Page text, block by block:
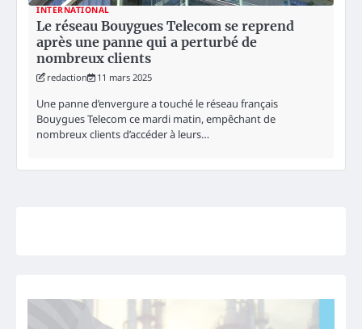
INTERNATIONAL
Le réseau Bouygues Telecom se reprend
après une panne qui a perturbé de
nombreux clients
redaction 11 mars 2025
Une panne d’envergure a touché le réseau français
Bouygues Telecom ce mardi matin, empêchant de
nombreux clients d’accéder à leurs…